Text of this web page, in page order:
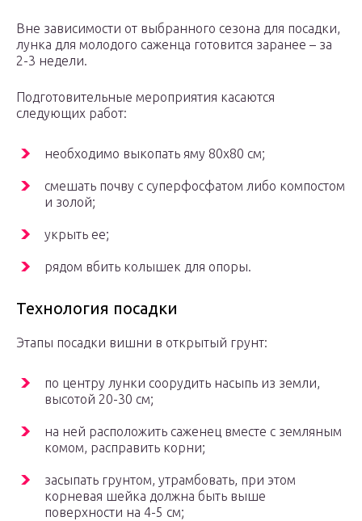
Вне зависимости от выбранного сезона для посадки,
лунка для молодого саженца готовится заранее – за
2-3 недели.
Подготовительные мероприятия касаются
следующих работ:
необходимо выкопать яму 80х80 см;
смешать почву с суперфосфатом либо компостом
и золой;
укрыть ее;
рядом вбить колышек для опоры.
Технология посадки
Этапы посадки вишни в открытый грунт:
по центру лунки соорудить насыпь из земли,
высотой 20-30 см;
на ней расположить саженец вместе с земляным
комом, расправить корни;
засыпать грунтом, утрамбовать, при этом
корневая шейка должна быть выше
поверхности на 4-5 см;